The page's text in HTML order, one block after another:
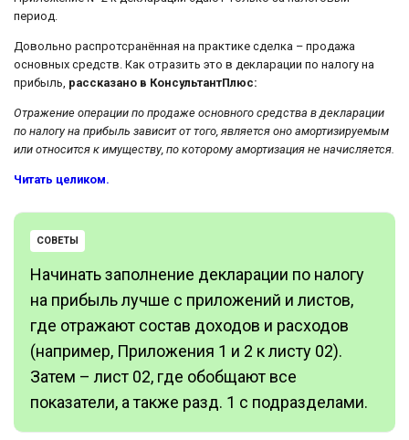
период.
Довольно распротсранённая на практике сделка – продажа
основных средств. Как отразить это в декларации по налогу на
прибыль, рассказано в КонсультантПлюс:
Отражение операции по продаже основного средства в декларации
по налогу на прибыль зависит от того, является оно амортизируемым
или относится к имуществу, по которому амортизация не начисляется.
Читать целиком.
СОВЕТЫ
Начинать заполнение декларации по налогу
на прибыль лучше с приложений и листов,
где отражают состав доходов и расходов
(например, Приложения 1 и 2 к листу 02).
Затем – лист 02, где обобщают все
показатели, а также разд. 1 с подразделами.